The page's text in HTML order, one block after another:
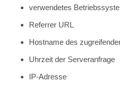
verwendetes
Referrer URL
Hostname des
Uhrzeit der Serveranfrage
IP-Adresse